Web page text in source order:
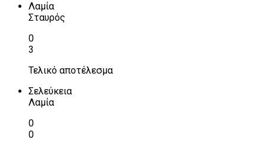
Λαμία
Σταυρός
0
3
Τελικό αποτέλεσμα
Σελεύκεια
Λαμία
0
0